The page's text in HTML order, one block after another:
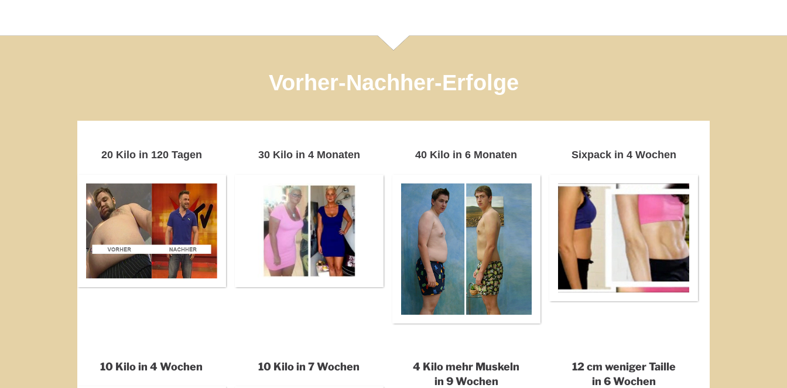
Vorher-Nachher-Erfolge
20 Kilo in 120 Tagen 30 Kilo in 4 Monaten 40 Kilo in 6 Monaten Sixpackin 4 Wochen
10 Kilo in 4 Wochen 10 Kilo in 7 Wochen
4 Kilo mehr Muskeln
in 9 Wochen
12 cm weniger Taille
in 6 Wochen